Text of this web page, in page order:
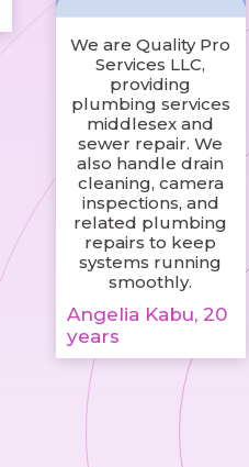
We are Quality Pro
Services LLC,
providing
plumbing services
middlesex and
sewer repair. We
also handle drain
cleaning, camera
inspections, and
related plumbing
repairs to keep
systems running
smoothly.
Angelia Kabu, 20
years